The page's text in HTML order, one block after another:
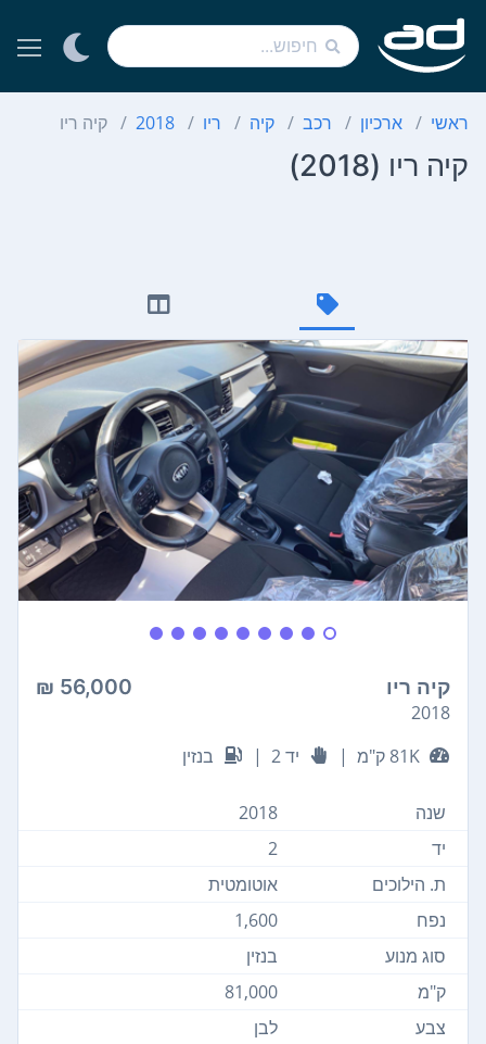
ראשי ארכיון רכב קיה ריו 2018 קיה ריו
קיה ריו (2018)
קיה ריו 56,000 ₪
2018
81K ק"מ
| יד 2 | בנזין
שנה
2018
יד
2
ת. הילוכים
אוטומטית
נפח
1,600
סוג מנוע
בנזין
ק"מ
81,000
צבע
לבן